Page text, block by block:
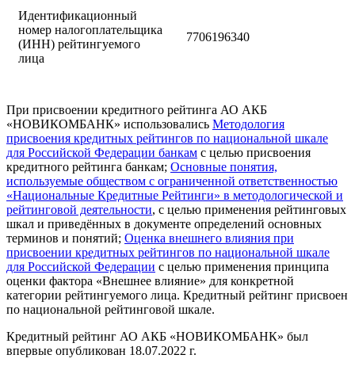
Идентификационный
номер налогоплательщика
(ИНН) рейтингуемого
лица
7706196340
При присвоении кредитного рейтинга АО АКБ
«НОВИКОМБАНК» использовались Методология
присвоения кредитных рейтингов по национальной шкале
для Российской Федерации банкам с целью присвоения
кредитного рейтинга банкам; Основные понятия,
используемые обществом с ограниченной ответственностью
«Национальные Кредитные Рейтинги» в методологической и
рейтинговой деятельности, с целью применения рейтинговых
шкал и приведённых в документе определений основных
терминов и понятий; Оценка внешнего влияния при
присвоении кредитных рейтингов по национальной шкале
для Российской Федерации с целью применения принципа
оценки фактора «Внешнее влияние» для конкретной
категории рейтингуемого лица. Кредитный рейтинг присвоен
по национальной рейтинговой шкале.
Кредитный рейтинг АО АКБ «НОВИКОМБАНК» был
впервые опубликован 18.07.2022 г.